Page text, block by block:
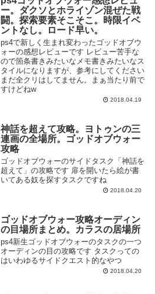
ー。ダクソとホライゾン混ぜた戦
闘。探索要素そこそこ。時限イベ
ントなし。ロード早い。
ps4で新しく生まれ変わったゴッドオブウ
ォーの感想レビューです レビュー苦手な
ので箇条書きみたいなメモ書きみたいなス
タイルになりますが、参考にしてください
まだ全クリはしてません。まぁ当たり前で
すけどねw
2018.04.19
神話を超えて攻略。ヨトゥンの三
連画の全場所。ゴッドオブウォー
攻略
ゴッドオブウォーのサイドタスク「神話を
超えて」の攻略です 扉を開いたら絵が書
いてある奴を探すタスクですね
2018.04.20
ゴッドオブウォー攻略オーディン
の目場所まとめ。カラスの居場所
ps4新生ゴッドオブウォーのタスクの一つ
オーディンの目の攻略です タスクっての
はいわゆるサイドクエスト的なやつ
2018.04.20